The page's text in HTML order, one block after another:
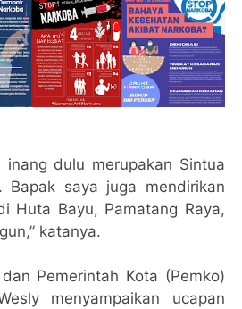
inang dulu merupakan Sintua
Bapak saya juga mendirikan
Huta Bayu, Pamatang Raya,
katanya.
Pemerintah Kota (Pemko)
menyampaikan ucapan